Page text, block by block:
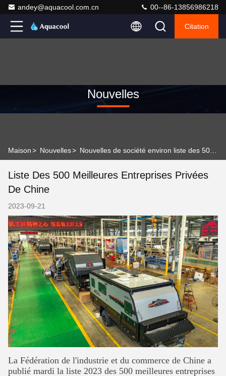
andey@aquacool.com.cn 00--86-13856986218
Citation
Nouvelles
Maison> Nouvelles>
Liste Des 500 Meilleures Entreprises Privées
De Chine
2023-09-21
La Fédération de l'industrie et du commerce de Chine a
publié mardi la liste 2023 des 500 meilleures entreprises